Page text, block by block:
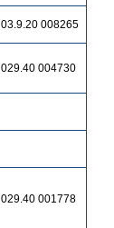
03.9.20 008265
029.40 004730
029.40 001778